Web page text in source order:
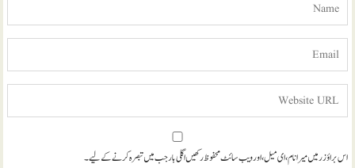
اس براؤزر میں میرا نام، ای میل، اور ویب سائٹ محفوظ رکھیں اگلی بار جب میں تبصرہ کرنے کےلیے۔